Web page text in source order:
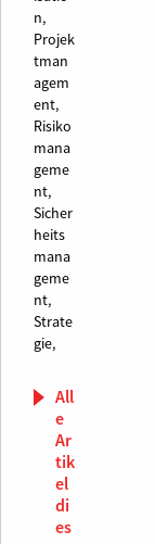
n,
Projek
tman
agem
ent,
Risiko
mana
geme
nt,
Sicher
heits
mana
geme
nt,
Strate
gie,
All
e
Ar
tik
el
di
es